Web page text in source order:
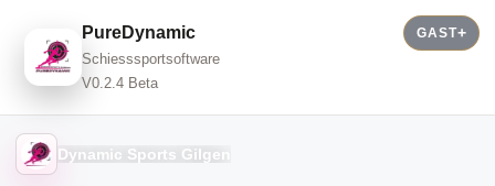
PureDynamic
Schiesssportsoftware
V0.2.4 Beta
GAST
Dynamic Sports Gilgen